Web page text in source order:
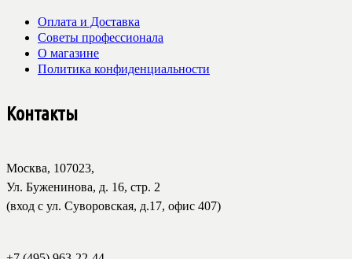
Оплата и Доставка
Советы профессионала
О магазине
Политика конфиденциальности
Контакты
Москва, 107023,
Ул. Буженинова, д. 16, стр. 2
(вход с ул. Суворовская, д.17, офис 407)